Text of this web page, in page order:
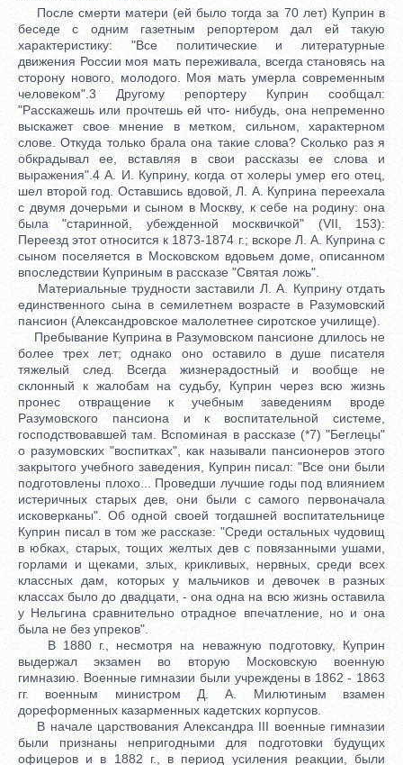
После смерти матери (ей было тогда за 70 лет) Куприн в
беседе с одним газетным репортером дал ей такую
характеристику: "Все политические и литературные
движения России моя мать переживала, всегда становясь на
сторону нового, молодого. Моя мать умерла современным
человеком".3 Другому репортеру Куприн сообщал:
"Расскажешь или прочтешь ей что- нибудь, она непременно
выскажет свое мнение в метком, сильном, характерном
слове. Откуда только брала она такие слова? Сколько раз я
обкрадывал ее, вставляя в свои рассказы ее слова и
выражения".4 А. И. Куприну, когда от холеры умер его отец,
шел второй год. Оставшись вдовой, Л. А. Куприна переехала
с двумя дочерьми и сыном в Москву, к себе на родину: она
была "старинной, убежденной москвичкой" (VII, 153):
Переезд этот относится к 1873-1874 г.; вскоре Л. А. Куприна с
сыном поселяется в Московском вдовьем доме, описанном
впоследствии Куприным в рассказе "Святая ложь".
Материальные трудности заставили Л. А. Куприну отдать
единственного сына в семилетнем возрасте в Разумовский
пансион (Александровское малолетнее сиротское училище).
Пребывание Куприна в Разумовском пансионе длилось не
более трех лет; однако оно оставило в душе писателя
тяжелый след. Всегда жизнерадостный и вообще не
склонный к жалобам на судьбу, Куприн через всю жизнь
пронес отвращение к учебным заведениям вроде
Разумовского пансиона и к воспитательной системе,
господствовавшей там. Вспоминая в рассказе (*7) "Беглецы"
о разумовских "воспитках", как называли пансионеров этого
закрытого учебного заведения, Куприн писал: "Все они были
подготовлены плохо... Проведши лучшие годы под влиянием
истеричных старых дев, они были с самого первоначала
исковерканы". Об одной своей тогдашней воспитательнице
Куприн писал в том же рассказе: "Среди остальных чудовищ
в юбках, старых, тощих желтых дев с повязанными ушами,
горлами и щеками, злых, крикливых, нервных, среди всех
классных дам, которых у мальчиков и девочек в разных
классах было до двадцати, - она одна на всю жизнь оставила
у Нельгина сравнительно отрадное впечатление, но и она
была не без упреков".
В 1880 г., несмотря на неважную подготовку, Куприн
выдержал экзамен во вторую Московскую военную
гимназию. Военные гимназии были учреждены в 1862 - 1863
гг. военным министром Д. А. Милютиным взамен
дореформенных казарменных кадетских корпусов.
В начале царствования Александра III военные гимназии были признаны непригодными для подготовки будущих офицеров и в 1882 г., в период усиления реакции, были ликвидированы; на смену им были вновь созданы кадетские корпуса. Вторая Московская военная гимназия в годы обучения в ней Куприна превратилась во Второй московский кадетский корпус. Пребывание в кадетском корпусе оказало сильное влияние на характер Куприна. Из "нежного", "впечатлительного", "на других мальчиков не похожего" (IV, 24) он превратился в одного из членов "бесшабашной мальчишеской республики", которая "закаляла их в физическом отношении и калечила в нравственном" (IV, 103). В повести "На переломе (Кадеты)" Куприн с суровой честностью и подкупающей искренностью изобразил эту "военную бурсу", мало чем уступавшую настоящей бурсе Помяловского. С особенной теплотой вспоминал Куприн в "Кадетах" преподавателя литературы: "Пил и другой учитель - русского языка - Михаил Иванович Труханов, - писал Куприн, - и пил, должно быть, преимущественно пиво, потому что при небольшом росте и узком сложении отличался чрезмерным животом. У него была рыжая борода, синие очки и сиплый голос. Однако с этим сиплым голосом он замечательно ху-(*8)дожественно читал вслух Гоголя, Тургенева, Лермонтова и Пушкина. Самые отчаянные лентяи, заведомые лоботрясы слушали его чтение, как зачарованные, боясь пошевельнуться, боясь пропустить хоть одно слово, какой удивительной красоты, какой глубины чувства достигал он своим простуженным, пропитым голосом. Ему одному обязан был впоследствии Буланин любовью к русской литературе" (IV, 107). В лице Труханова Куприн вывел преподавателя Цуханова. В мрачной атмосфере военной гимназии и кадетского корпуса зародилась у Куприна, благодаря талантливому преподавателю, любовь к родной литературе. Это и понятно: уроки и чтения Цуханова переносили его маленьких слушателей из удушливой обстановки корпуса в светлый мир русской литературы, обаяние которой в подобных условиях становилось еще глубже, еще сильнее, еще неотразимее. Впрочем, еще до встречи с Цухановым у юного Куприна были сильные литературные впечатления, несомненно оставившие след в его восприимчивой душе. В раннем детстве бабушка рассказывала ему историю Жанны д'Арк, очевидно считая, что полулегендарные повествования об исторической героине являются более подходящей духовной пищей для ребенка, чем сказки. Но и мир сказок не остался чужд маленькому Куприну: в шестилетнем возрасте он с упоением поглощал книги сказок. Может быть, эти детские и отроческие литературные впечатления и образовали первый пласт его мужественной, жизнерадостной и склонной к романтическому героизму художественной манеры. И в пансионе, и в кадетском корпусе, и, наконец, в юнкерском училище, куда он поступил в сентябре 1888 г.,5 будущий писатель отличался "горячим" характером, часто и резко протестовал против школьных непорядков и правил, нередко подвергался взысканиям и наказаниям. "Бунтарство стало характерной его чер-(*9)той", - писал об этом периоде жизни Куприна один из его биографов. Ко времени пребывания Куприна в кадетском корпусе относятся его стихотворные опыты. До нас дошли стихотворения Куприна, датированные 1883-1887 гг. Среди них, наряду с ученическими перепевами и подражаниями Полежаеву, Надсону и Минскому, встречаются более самостоятельные произведения, представляющие отклики юного поэта на современные политические события. Эти стихотворения свидетельствуют о том, что в кадетском корпусе, несмотря на строгий режим, Куприн имел в какой-то мере возможность следить за общественно-политической жизнью родины и что у него уже складывались в это время демократические взгляды. Такова, например, сатирическая "Ода Каткову" (1886), в которой 16-летний Куприн, еще плохо справляясь со стихотворным размером, писал: Открыл нам глаза он: Мужики мол де звери, Всюду должны быть закрыты им двери, Их мол де "тысячи рыл!"... Не менее сатирический характер имеет стихотворение "Недоразумение", написанное по поводу одного из путешествий Александра III. Стихотворение "Сны", датированное 14 апреля 1887г., было создано под явным впечатлением циркулировавших в обществе сведений о заседаниях особого присутствия Сената, разбиравшего дело А. И. Ульянова и товарищей, обвинявшихся в покушении на Александра III. 15 апреля суд вынес постановление о казни А. И. Ульянова и четырех его соучастников. Слухи о возможности казни А. И. Ульянова проникли, как видно, и в кадетский корпус. В стихотворениях этих лет Куприн следует за демократическими поэтами- восьмидесятниками, у которых, наряду с мотивами уныния и тоски, встречались и попытки изобразить борцов-революционеров. Таковы, с одной стороны, стихотворения Куприна "Слезы бесплодные, думы тяжелые", "Песнь скорби", с другой - "Боец" (1885), с характерным для поэтов этого десятилетия образом умирающего революционера, борца за "правду (*10) святую", за "родину дорогую", передающего "братьям" знамя, которое он "высоко держал".6 Слабые и мало самостоятельные стихотворения Куприна 1883-1887 гг. все же имеют значение как документы, характеризующие формирование его общественно-политических взглядов и литературных интересов. В 1889 г. Куприн познакомился с довольно известным тогда поэтом, Лиодором Ивановичем Пальминым, автором стихотворения "Requiem" ("Не плачьте над трупами павших борцов"); через посредство Пальмина Куприну удалось напечатать одно свое произведение - "сюиту" "Последний дебют" в журнале "Русский сатирический листок", издававшемся в Москве Н. Н. Соедовым. Рассказ был напечатан в № 48 и подписан сокращенно: "А. К-рин".7 В этом очень слабом произведении рассказывается, как обольщенная режиссером трагическая актриса принимает на сцене яд и гибнет. Некоторые исследователи предполагают, что в рассказе Куприна отразилась история Е. П. Кадминой, прототипа героини "Клары Милич" Тургенева, но эта гипотеза не подтверждена никакими доказательствами. Литературное выступление навлекло на молодого автора неприятности, он подвергся дисциплинарному взысканию: был посажен в карцер. Об этом эпизоде вспомнил Куприн в рассказе "Первенец" (1897), хотя там название журнала и произведения и время события несколько изменены, а имя поэта, оказавшего ему литературную протекцию, очень зашифровано: он назван Иван Лиодорыч Венков. В повести "Юнкера" этот эпизод изложен подробнее, и имя поэта приведено в более прозрачной форме - Диодор Иванович Миртов. Рассказ, которым Куприн начал свой литературный путь в печати, был не первым его опытом в прозаическом жанре; по крайней мере, герой его повести "Поединок", Ромашов, в котором исследователи видят много биографических черт его создателя и который также занимается литературным творчеством, сочиняет повесть "Последний роковой дебют": "Это была третья, сочиняемая (*11) Ромашовым повесть",- сообщает Куприн (II, 98). Да и в рассказе "Первенец" первый опыт писателя назван "Ранние слезы". Неприятность, вызванная печатным выступлением, лишь приостановила, но не прекратила писательскую деятельность Куприна. Пребыванием в юнкерском училище закончилось систематическое образование Куприна. Не очень большие знания вынес он из школы. Дальнейшая жизнь также не способствовала укреплению и расширению его научного кругозора. Поэтому впоследствии Куприн, чувствуя недостаточность своего образовательного багажа, нередко высказывал сожаление по этому поводу: "Никакой талант ничего не стоит без систематического образования", - писал он в своей автобиографии.8 В лекциях о русской литературе, прочитанных им в 1916 г. в Тбилиси, Куприн "говорил и о собственных произведениях, крупным недостатком которых, по его мнению, является отсутствие систематического образования у их автора".9 Обучение Куприна в военно-учебных заведениях пришлось на последние годы царствования Александра II и начало царствования Александра III, на пору "разнузданной, невероятно бессмысленной и зверской реакции".10 Армии и в особенности офицерству в планах реакционного правительства отводилась роль беспощадно жестоких подавителей революционного движения, душителей малейших признаков общественного недовольства. Вдохновителями подобной политики правительства были журналисты М. Н. Катков, издатель "Московских ведомостей", князь В. П. Мещерский, издатель газеты "Гражданин", и А. С. Суворин, редактор-издатель газеты "Новое время". Во всех этих изданиях настойчиво проводилась мысль о том, что армия является опорой трона, религии и национальных интересов, что надо воспитывать офицерские кадры в духе слепого, нерассуждающего повиновения начальству. Все эти реакционные начала прямолинейно и грубо проводились в преподавании и воспитании в кадетских корпусах и юнкерских училищах в 1880 -1890-е годы. Неудивительно поэтому, что культурный уровень русского офицерства в последние десятилетия XIX и в начале XX в. был очень невысок. Тем более существенно, что у юного Куприна в подобной обстановке появились сатирические "Ода Каткову" и "Недоразумение" и стихотворение "Сны", осуждавшее казнь революционеров. Очевидно, во время отпусков и в каникулярные месяцы Куприн вращался в среде прогрессивно настроенных людей, общение с которыми в какой-то мере противодействовало удушающей обстановке монархического юнкерского училища. К сожалению, именно эти годы жизни Куприна очень мало отразились в сохранившихся рукописных и печатных источниках. В 1890 г. Куприн окончил юнкерское училище по первому разряду и был назначен в 46-й пехотный Днепровский полк, стоявший последовательно в Каменце-Подоль-ском, Проскурове, Волочиске. В полку Куприн прослужил около четырех лет. Никаких сведений об этом периоде его жизни, кроме официального послужного списка, не сохранилось. Поэтому особый интерес приобретают те места в литературных произведениях Куприна более позднего времени, которые отмечены печатью автобиографичности. Вот как начинается, например, рассказ "Неизъяснимое" (1915): "В то время ныне небезызвестный писатель Александров был наивным, веселым и проказливым подпоручиком. .. "Подпоручик часто подвергался домашнему аресту то на двое, то на трое, то